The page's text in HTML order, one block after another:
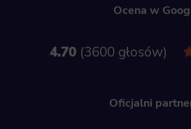
Ocena w
4.70 3600 głosów
Oficjalni